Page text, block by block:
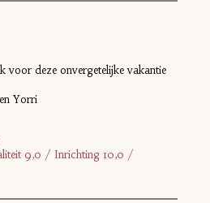
voor deze onvergetelijke vakantie
Yorri
9,0 / Inrichting 10,0 /